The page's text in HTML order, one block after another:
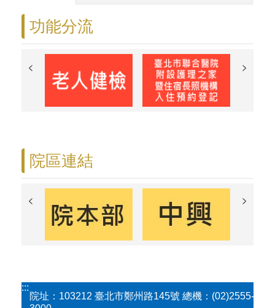
北市血庫告急！請踴躍捐血
功能分流
院區連結
:::
院址：103212 臺北市鄭州路145號 總機：(02)2555-